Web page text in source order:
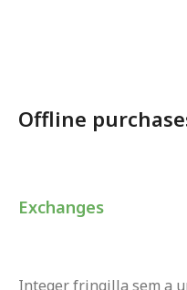
Offline
Exchanges
Integer fringilla sem a